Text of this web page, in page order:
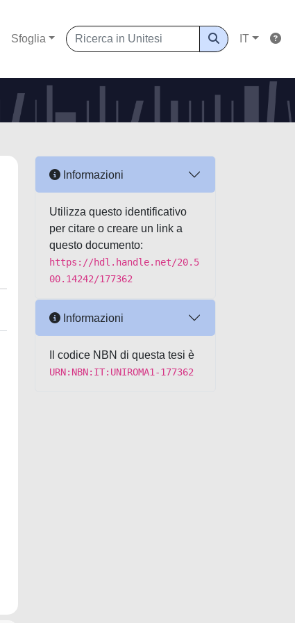
Sfoglia IT
Informazioni
Utilizza questo identificativo
per citare o creare un link a
questo documento:
https://hdl.handle.net/20.5
00.14242/177362
Informazioni
Il codice NBN di questa tesi è
URN:NBN:IT:UNIROMA1-177362